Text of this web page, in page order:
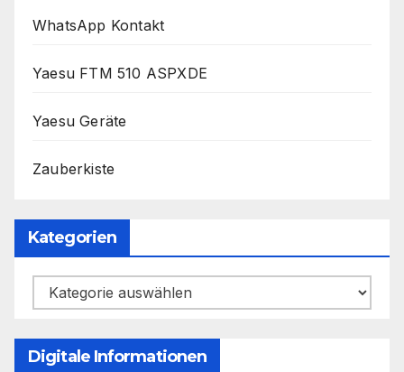
WhatsApp Kontakt
Yaesu FTM 510 ASPXDE
Yaesu Geräte
Zauberkiste
Kategorien
Kategorien
Digitale Informationen